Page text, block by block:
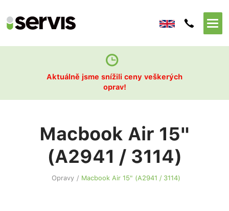
Aktuálně jsme snížili ceny veškerých
oprav!
Macbook Air 15"
(A2941 / 3114)
Opravy / Macbook Air 15" (A2941 / 3114)